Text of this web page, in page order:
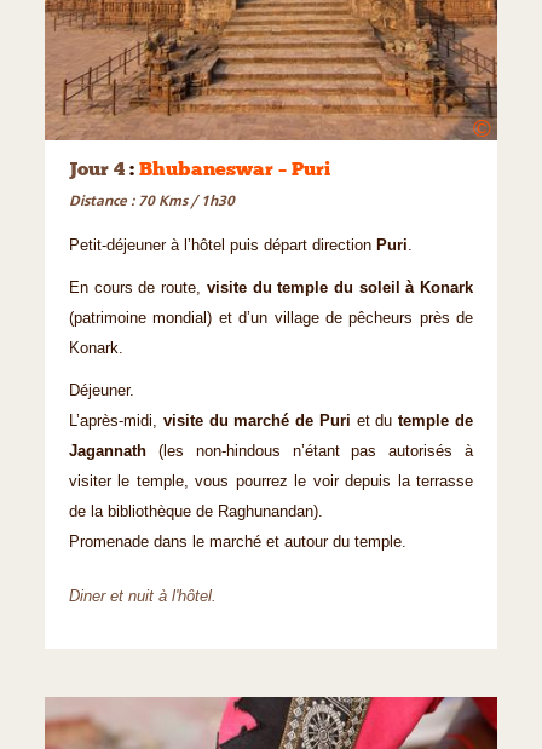
©
Jour 4 : Bhubaneswar – Puri
Distance : 70 Kms / 1h30
Petit-déjeuner à l’hôtel puis départ direction Puri.
En cours de route, visite du temple du soleil à Konark
(patrimoine mondial) et d’un village de pêcheurs près de
Konark.
Déjeuner.
L’après-midi, visite du marché de Puri et dutemple de
Jagannath (les non-hindous n’étant pas autorisés à
visiter le temple, vous pourrez le voir depuis la terrasse
de la bibliothèque de Raghunandan).
Promenade dans le marché et autour du temple.
Diner et nuit à l'hôtel.